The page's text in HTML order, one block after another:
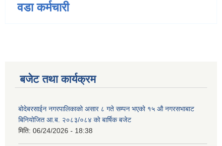
वडा कर्मचारी
बजेट तथा कार्यक्रम
बोदेबरसाईन नगरपालिकाको असार ८ गते सम्पन भएको १५ ‍‍‍औ नगरसभाबाट
बिनियोजित आ.ब. २०८३/०८४ को बार्षिक बजेट
मिति: 06/24/2026 - 18:38